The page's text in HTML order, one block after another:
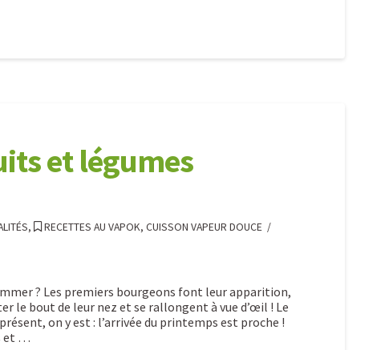
et légumes
,
RECETTES AU VAPOK, CUISSON VAPEUR DOUCE
? Les premiers bourgeons font leur apparition,
le bout de leur nez et se rallongent à vue d’œil ! Le
on y est : l’arrivée du printemps est proche !
et …